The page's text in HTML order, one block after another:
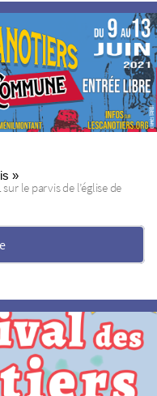
»
le parvis de l’église de